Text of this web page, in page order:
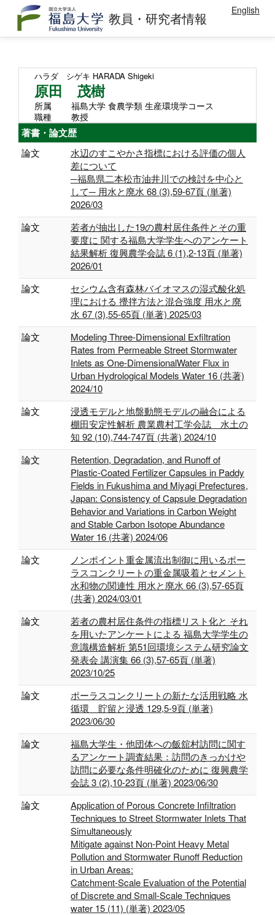
教員・研究者情報 English
ハラダ シゲキ HARADA Shigeki
原田 茂樹
所属
福島大学 食農学類 生産環境学コース
職種
教授
著書・論文歴
論文
水辺のすこやかさ指標における評価の個人
差について
─福島県二本松市油井川での検討を中心と
して─ 用水と廃水 68 (3),59-67頁 (単著)
2026/03
論文
若者が抽出した19の農村居住条件とその重
要度に 関する福島大学学生へのアンケート
結果解析 復興農学会誌 6 (1),2-13頁 (単著)
2026/01
論文
セシウム含有森林バイオマスの湿式酸化処
理における 攪拌方法と混合強度 用水と廃
水 67 (3),55-65頁 (単著) 2025/03
論文
Modeling Three-Dimensional Exfiltration
Rates from Permeable Street Stormwater
Inlets as One-DimensionalWater Flux in
Urban Hydrological Models Water 16 (共著)
2024/10
論文
浸透モデルと地盤動態モデルの融合による
棚田安定性解析 農業農村工学会誌 水土の
知 92 (10),744-747頁 (共著) 2024/10
論文
Retention, Degradation, and Runoff of
Plastic-Coated Fertilizer Capsules in Paddy
Fields in Fukushima and Miyagi Prefectures,
Japan: Consistency of Capsule Degradation
Behavior and Variations in Carbon Weight
and Stable Carbon Isotope Abundance
Water 16 (共著) 2024/06
論文
ノンポイント重金属流出制御に用いるポー
ラスコンクリートの重金属吸着とセメント
水和物の関連性 用水と廃水 66 (3),57-65頁
(共著) 2024/03/01
論文
若者の農村居住条件の指標リスト化と それ
を用いたアンケートによる 福島大学学生の
意識構造解析 第51回環境システム研究論文
発表会 講演集 66 (3),57-65頁 (単著)
2023/10/25
論文
ポーラスコンクリートの新たな活用戦略 水
循環 貯留と浸透 129,5-9頁 (単著)
2023/06/30
論文
福島大学生・他団体への飯舘村訪問に関す
るアンケート調査結果：訪問のきっかけや
訪問に必要な条件明確化のために 復興農学
会誌 3 (2),10-23頁 (単著) 2023/06/30
論文
Application of Porous Concrete Infiltration
Techniques to Street Stormwater Inlets That
Simultaneously
Mitigate against Non-Point Heavy Metal
Pollution and Stormwater Runoff Reduction
in Urban Areas:
Catchment-Scale Evaluation of the Potential
of Discrete and Small-Scale Techniques
water 15 (11) (単著) 2023/05